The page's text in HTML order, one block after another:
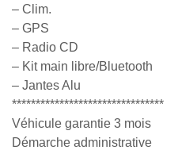
– Clim.
– GPS
– Radio CD
– Kit main libre/Bluetooth
– Jantes Alu
********************************
Véhicule garantie 3 mois
Démarche administrative